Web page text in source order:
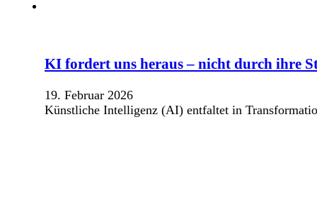
KI fordert uns heraus – nicht durch ihre
19. Februar 2026
Künstliche Intelligenz (AI) entfaltet in